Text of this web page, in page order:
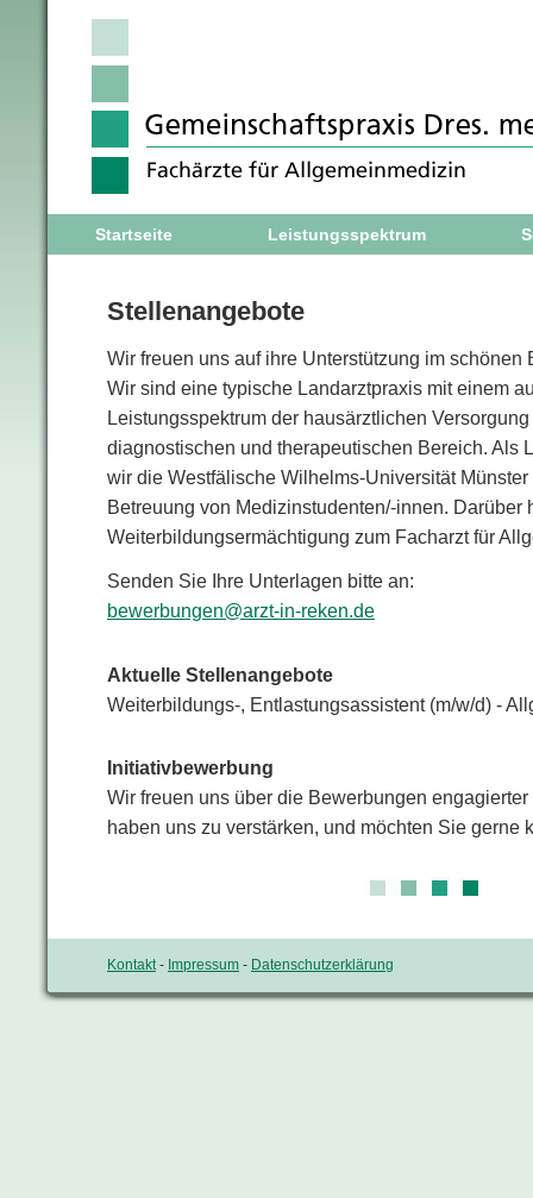
Startseite Leistungsspektrum
Stellenangebote
Wir freuen uns auf ihre Unterstützung im schönen
Wir sind eine typische Landarztpraxis mit einem
Leistungsspektrum der hausärztlichen
diagnostischen und therapeutischen Bereich. Als
wir die Westfälische Wilhelms-Universität
Betreuung von Medizinstudenten/-innen. Darüber
Weiterbildungsermächtigung zum Facharzt für
Senden Sie Ihre Unterlagen bitte an:
bewerbungen@arzt-in-reken.de
Aktuelle Stellenangebote
Weiterbildungs-, Entlastungsassistent (m/w/d) -
Initiativbewerbung
Wir freuen uns über die Bewerbungen
haben uns zu verstärken, und möchten Sie gerne
Kontakt- Impressum - Datenschutzerklärung